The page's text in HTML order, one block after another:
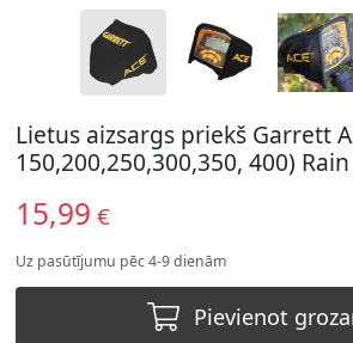
Lietus aizsargs priekš Garrett
150,200,250,300,350, 400)
15,99 €
Uz pasūtījumu pēc 4-9 dienām
Pievienot